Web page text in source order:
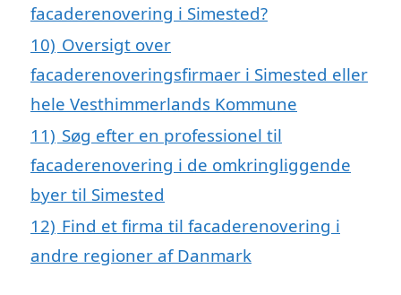
facaderenovering i Simested?
10) Oversigt over
facaderenoveringsfirmaer i Simested eller
hele Vesthimmerlands Kommune
11) Søg efter en professionel til
facaderenovering i de omkringliggende
byer til Simested
12) Find et firma til facaderenovering i
andre regioner af Danmark